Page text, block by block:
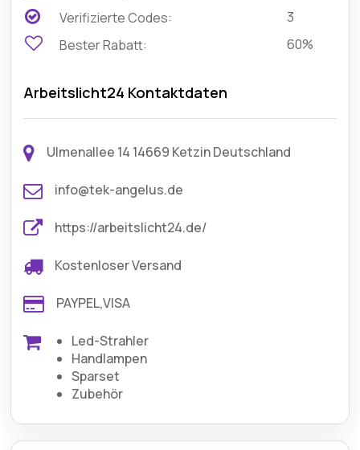
Verifizierte Codes:
3
Bester Rabatt:
60%
Arbeitslicht24 Kontaktdaten
Ulmenallee 14 14669 Ketzin Deutschland
info@tek-angelus.de
https://arbeitslicht24.de/
Kostenloser Versand
PAYPEL,VISA
Led-Strahler
Handlampen
Sparset
Zubehör